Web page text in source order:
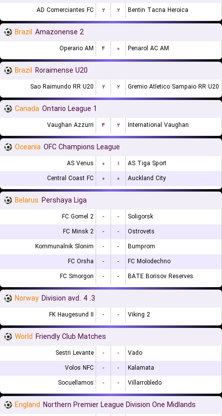
AD Comerciantes FC ۲ ۲ Bentin Tacna Heroica
Brazil Amazonense 2
Operario AM ۴ ۰ Penarol AC AM
Brazil Roraimense U20
Sao Raimundo RR U20 ۲ ۲ Gremio Atletico Sampaio RR U20
Canada Ontario League 1
Vaughan Azzurri ۴ ۲ International Vaughan
Oceania OFC Champions League
AS Venus ۰ ۱
AS Tiga Sport
Central Coast FC
۰ ۰ Auckland City
Belarus Pershaya Liga
FC Gomel 2 - -
Soligorsk
FC Minsk 2
- -
Ostrovets
Kommunalnik Slonim
- -
Bumprom
FC Orsha
- -
FC Molodechno
FC Smorgon
- - BATE Borisov Reserves
Norway 3. Division avd. 4
FK Haugesund II - - Viking 2
World Friendly Club Matches
Sestri Levante - -
Vado
Volos NFC
- -
Kalamata
Socuellamos
- - Villarrobledo
England Northern Premier League Division One Midlands